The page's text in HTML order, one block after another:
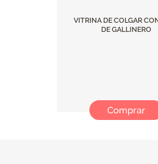
VITRINA DE COLGAR
DE GALLINERO
Comprar